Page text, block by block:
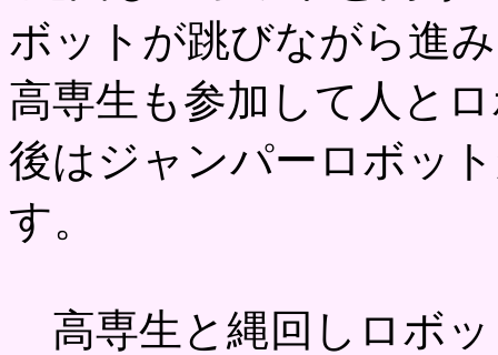
ボットが跳びながら進
高専生も参加して人と
後はジャンパーロボッ
す。
高専生と縄回しロボ